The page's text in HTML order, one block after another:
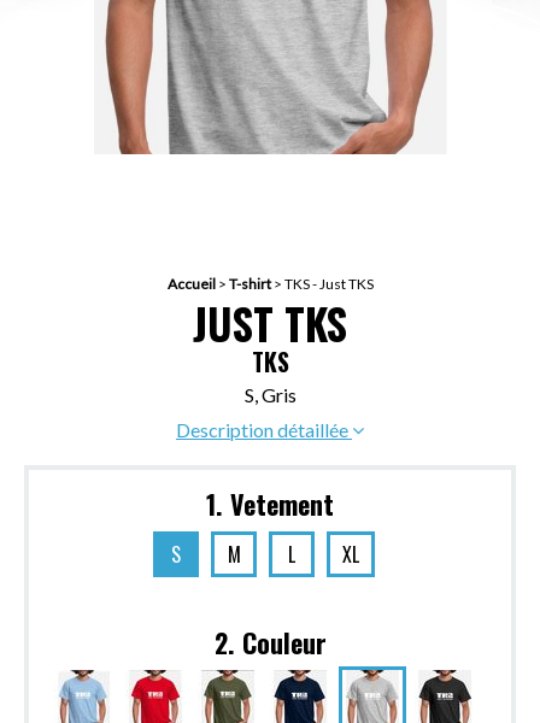
Accueil> T-shirt> TKS - Just TKS
JUST TKS
TKS
S, Gris
Description détaillée
1. Vetement
S M L XL
2. Couleur